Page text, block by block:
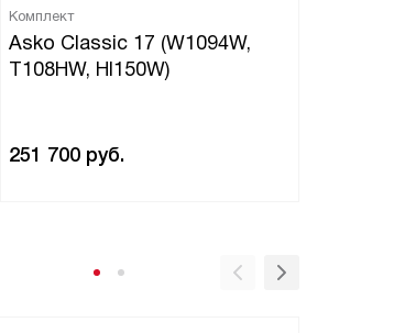
Комплект
Asko Classic 17 (W1094W,
T108HW, HI150W)
251 700 руб.